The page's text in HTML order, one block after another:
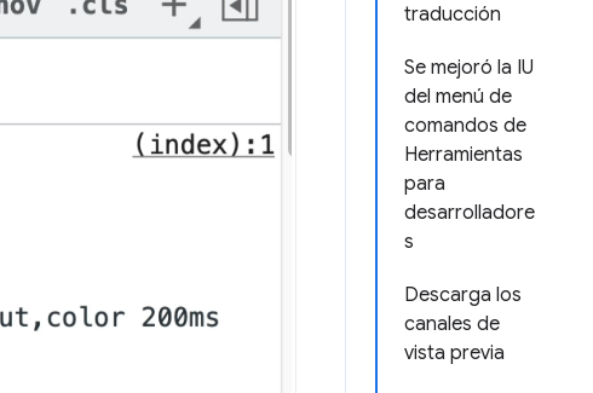
traducción
Se mejoró la IU
del menú de
comandos de
Herramientas
para
desarrolladore
s
Descarga los
canales de
vista previa